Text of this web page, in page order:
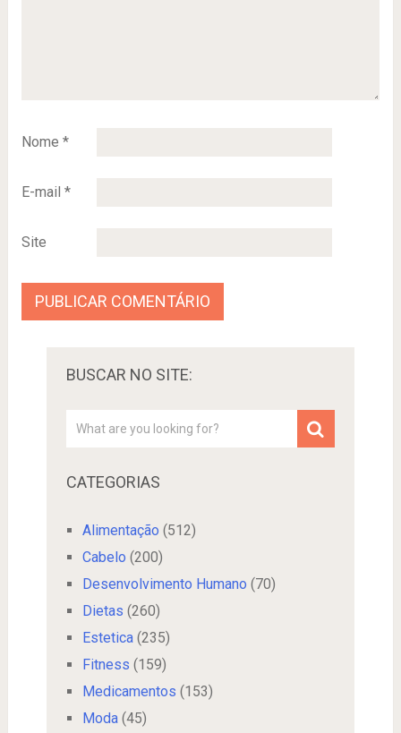
Nome *
E-mail *
Site
BUSCAR NO SITE:
CATEGORIAS
Alimentação (512)
Cabelo (200)
Desenvolvimento Humano (70)
Dietas (260)
Estetica(235)
Fitness (159)
Medicamentos (153)
Moda(45)